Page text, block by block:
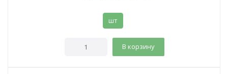
шт
В корзину